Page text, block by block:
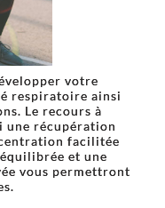
votre
respiratoire ainsi
Le recours à
une récupération
facilitée
et une
vous permettront